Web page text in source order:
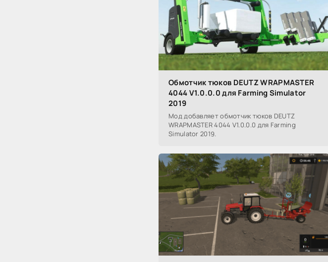
Обмотчик тюков DEUTZ WRAPMASTER
4044 V1.0.0.0 для Farming Simulator
2019
Мод добавляет обмотчик тюков DEUTZ
WRAPMASTER 4044 V1.0.0.0 для Farming
Simulator 2019.